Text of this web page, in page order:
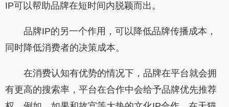
IP可以帮助品牌在短时间内脱颖而出。
品牌IP的另一个作用，可以降低品牌传播成本，
同时降低消费者的决策成本。
在消费认知有优势的情况下，品牌在平台就会拥
有更高的搜索率，平台在合作中会给予品牌优先推荐